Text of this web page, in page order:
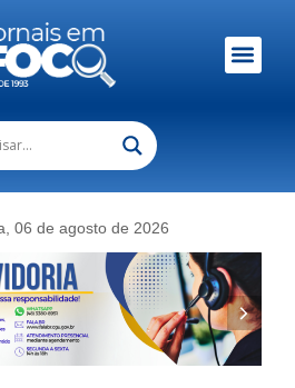
06 de agosto de 2026